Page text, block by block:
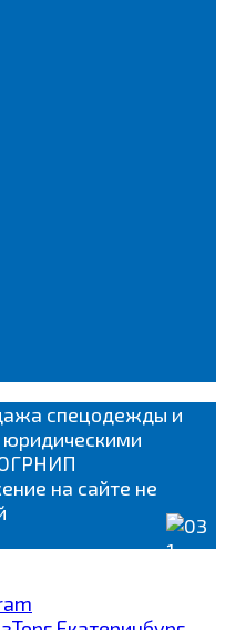
спецодежды и
на сайте не